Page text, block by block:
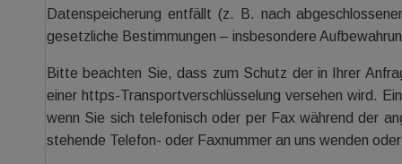
Datenspeicherung entfällt (z. B. nach
gesetzliche Bestimmungen – insbesondere
Bitte beachten Sie, dass zum Schutz der in Ihrer
einer https-Transportverschlüsselung versehen wird.
wenn Sie sich telefonisch oder per Fax während der
stehende Telefon- oder Faxnummer an uns wenden